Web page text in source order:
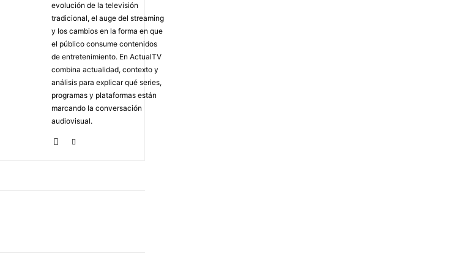
evolución de la televisión
tradicional, el auge del streaming
y los cambios en la forma en que
el público consume contenidos
de entretenimiento. En ActualTV
combina actualidad, contexto y
análisis para explicar qué series,
programas y plataformas están
marcando la conversación
audiovisual.